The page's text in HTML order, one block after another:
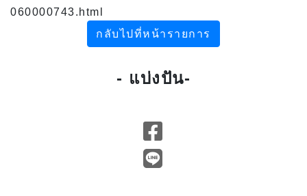
060000743.html
กลับไปที่หน้ารายการ
- แบ่งปัน-